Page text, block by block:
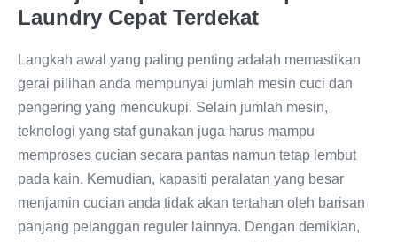
Laundry Cepat Terdekat
Langkah awal yang paling penting adalah memastikan
gerai pilihan anda mempunyai jumlah mesin cuci dan
pengering yang mencukupi. Selain jumlah mesin,
teknologi yang staf gunakan juga harus mampu
memproses cucian secara pantas namun tetap lembut
pada kain. Kemudian, kapasiti peralatan yang besar
menjamin cucian anda tidak akan tertahan oleh barisan
panjang pelanggan reguler lainnya. Dengan demikian,